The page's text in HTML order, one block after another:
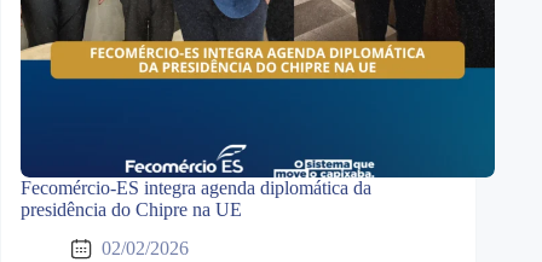
Fecomércio-ES integra agenda diplomática da
presidência do Chipre na UE
02/02/2026